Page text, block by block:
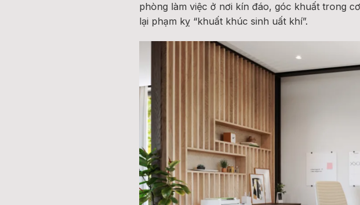
phòng làm việc ở nơi kín đáo, góc khuất trong
lại phạm kỵ “khuất khúc sinh uất khí”.